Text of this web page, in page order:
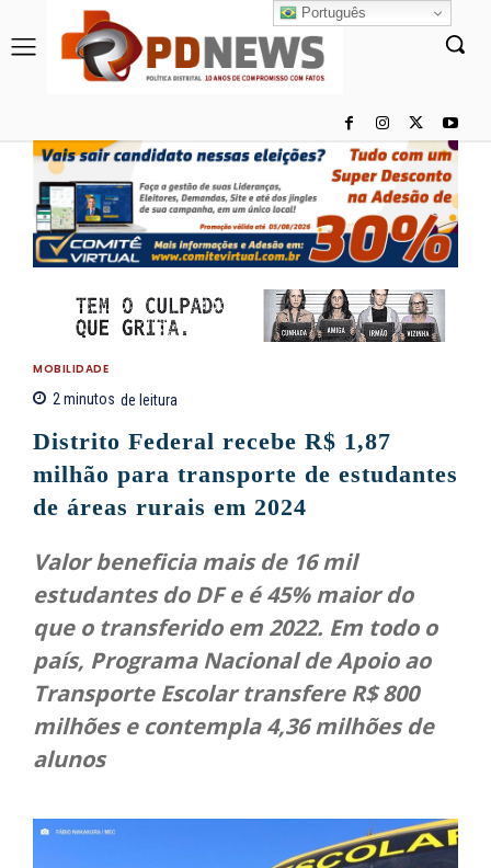
MOBILIDADE
2minutos de leitura
Distrito Federal recebe R$ 1,87
milhão para transporte de estudantes
de áreas rurais em 2024
Valor beneficia mais de 16 mil
estudantes do DF e é 45% maior do
que o transferido em 2022. Em todo o
país, Programa Nacional de Apoio ao
Transporte Escolar transfere R$ 800
milhões e contempla 4,36 milhões de
alunos
Português